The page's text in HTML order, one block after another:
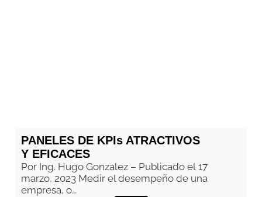
PANELES DE KPIs ATRACTIVOS
Y EFICACES
Por Ing. Hugo Gonzalez – Publicado el 17
marzo, 2023 Medir el desempeño de una
empresa, o…